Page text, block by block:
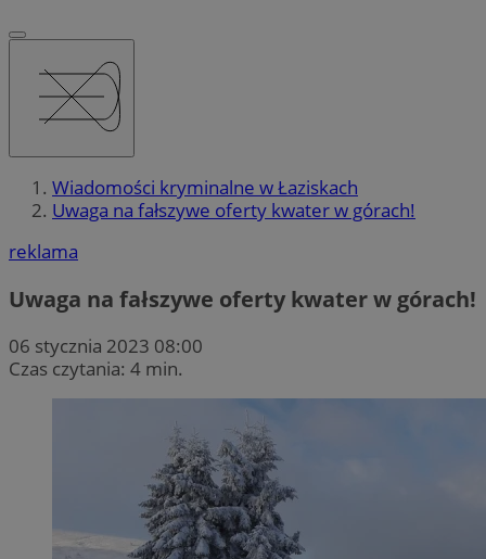
Wiadomości kryminalne w Łaziskach
Uwaga na fałszywe oferty kwater w górach!
reklama
Uwaga na fałszywe oferty kwater w górach!
06 stycznia 2023 08:00
Czas czytania: 4 min.